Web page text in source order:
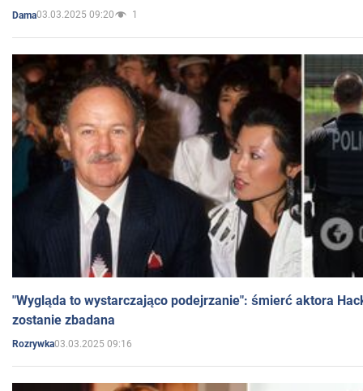
Dama03.03.2025 09:20 1
"Wygląda to wystarczająco podejrzanie": śmierć aktora
zostanie zbadana
Rozrywka03.03.2025 09:16